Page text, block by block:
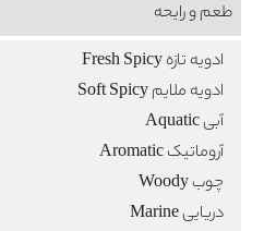
طعم‌ و رایحه
ادویه تازه Fresh Spicy
ادویه ملایم Soft Spicy
آبی Aquatic
آروماتیک Aromatic
چوب Woody
دریایی Marine